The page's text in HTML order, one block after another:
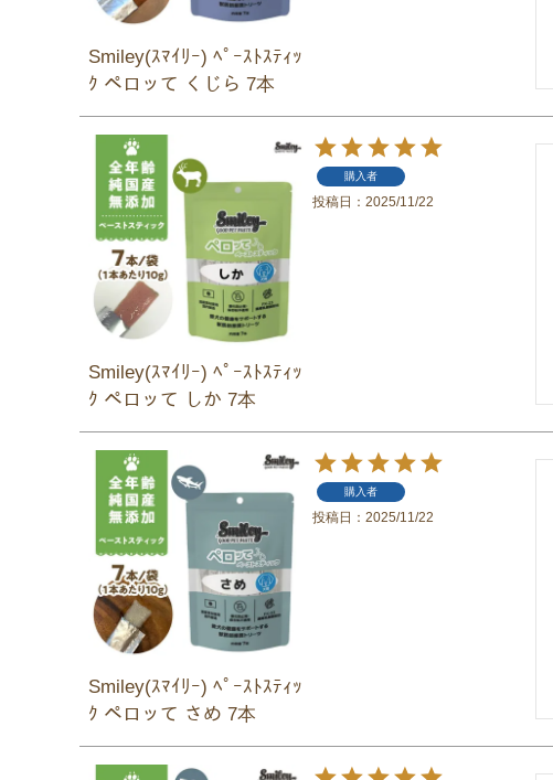
Smiley(ｽﾏｲﾘｰ) ﾍﾟｰｽﾄｽﾃｨｯ
ｸ ペロッて くじら 7本
Smiley(ｽﾏｲﾘｰ) ﾍﾟｰｽﾄｽﾃｨｯ
ｸ ペロッて しか 7本
購入者
投稿日 2025/11/22
Smiley(ｽﾏｲﾘｰ) ﾍﾟｰｽﾄｽﾃｨｯ
ｸ ペロッて さめ 7本
購入者
投稿日 2025/11/22